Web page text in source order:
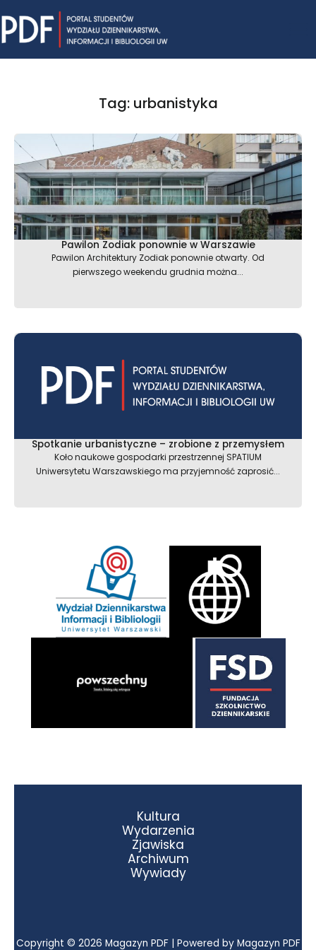
to
content
Tag: urbanistyka
Pawilon Zodiak ponownie w Warszawie
Pawilon Architektury Zodiak ponownie otwarty. Od
pierwszego weekendu grudnia można...
Spotkanie urbanistyczne – zrobione z przemysłem
Koło naukowe gospodarki przestrzennej SPATIUM
Uniwersytetu Warszawskiego ma przyjemność zaprosić...
Kultura
Wydarzenia
Zjawiska
Archiwum
Wywiady
Copyright © 2026 Magazyn PDF | Powered by Magazyn PDF